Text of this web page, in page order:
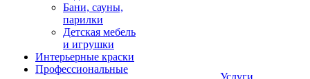
Бани, сауны,
парилки
Детская мебель
и игрушки
Интерьерные краски
Профессиональные